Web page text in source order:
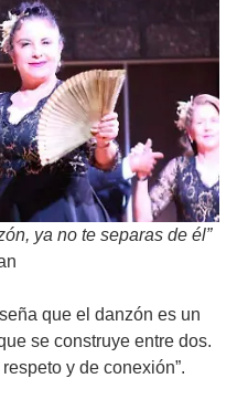
ya no te separas de él”
que el danzón es un
se construye entre dos.
y de conexión”.